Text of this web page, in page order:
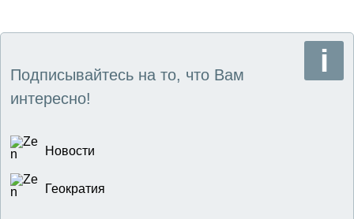
Подписывайтесь на то, что Вам
интересно!
Новости
Геократия